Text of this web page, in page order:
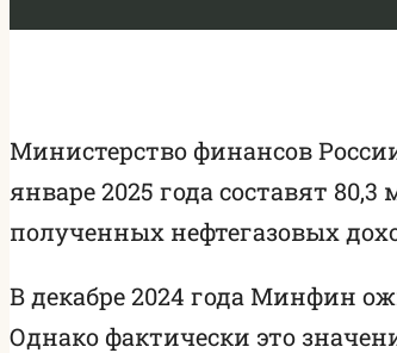
Министерство финансов
январе 2025 года составят
полученных нефтегазовых
В декабре 2024 года Минфин
Однако фактически это